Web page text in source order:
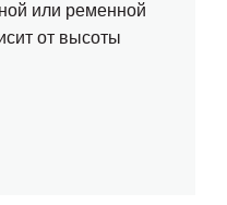
или ременной
от высоты